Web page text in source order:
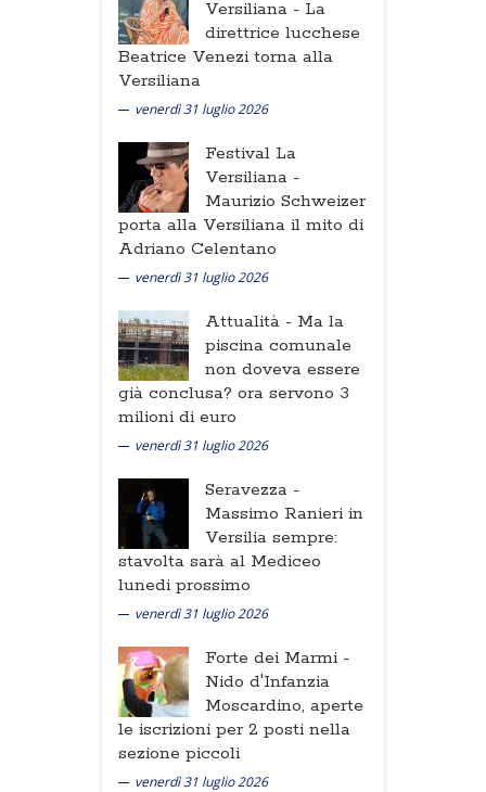
Versiliana - La
direttrice lucchese
Beatrice Venezi torna alla
Versiliana
venerdì 31 luglio 2026
Festival La
Versiliana -
Maurizio Schweizer
porta alla Versiliana il mito di
Adriano Celentano
venerdì 31 luglio 2026
Attualità - Ma la
piscina comunale
non doveva essere
già conclusa? ora servono 3
milioni di euro
venerdì 31 luglio 2026
Seravezza -
Massimo Ranieri in
Versilia sempre:
stavolta sarà al Mediceo
lunedi prossimo
venerdì 31 luglio 2026
Forte dei Marmi -
Nido d'Infanzia
Moscardino, aperte
le iscrizioni per 2 posti nella
sezione piccoli
venerdì 31 luglio 2026